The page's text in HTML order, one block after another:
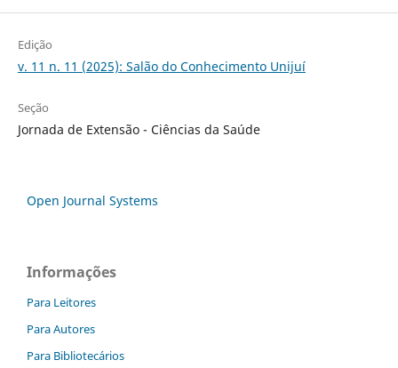
Edição
v. 11 n. 11 (2025): Salão do Conhecimento Unijuí
Seção
Jornada de Extensão - Ciências da Saúde
Open Journal Systems
Informações
Para Leitores
Para Autores
Para Bibliotecários